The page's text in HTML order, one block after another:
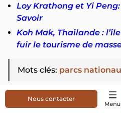
Loy Krathong et Yi
Savoir
Koh Mak, Thaïlande :
fuir le tourisme de
Mots clés: parcs
Share:Nous contacter